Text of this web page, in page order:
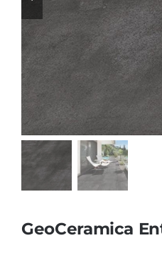
Contact
Offerte aanvragen
GeoCeramica